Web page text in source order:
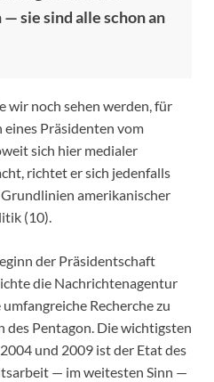
sie sind alle schon an
wir noch sehen werden, für
Präsidenten vom
sich hier medialer
richtet er sich jedenfalls
amerikanischer
(10).
der Präsidentschaft
die Nachrichtenagentur
Recherche zu
Pentagon. Die wichtigsten
und 2009 ist der Etat des
— im weitesten Sinn —